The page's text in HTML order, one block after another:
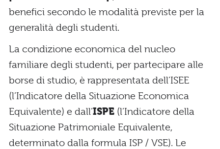
benefici secondo le modalità previste per la
generalità degli studenti.
La condizione economica del nucleo
familiare degli studenti, per partecipare alle
borse di studio, è rappresentata dell’ISEE
(l’Indicatore della Situazione Economica
Equivalente) e dall’ISPE (l’Indicatore della
Situazione Patrimoniale Equivalente,
determinato dalla formula ISP / VSE). Le